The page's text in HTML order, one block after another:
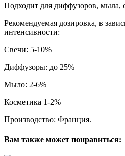
Подходит для диффузоров, мыла,
Рекомендуемая дозировка, в
интенсивности:
Свечи: 5-10%
Диффузоры: до 25%
Мыло: 2-6%
Косметика 1-2%
Производство: Франция.
Вам также может понравиться: